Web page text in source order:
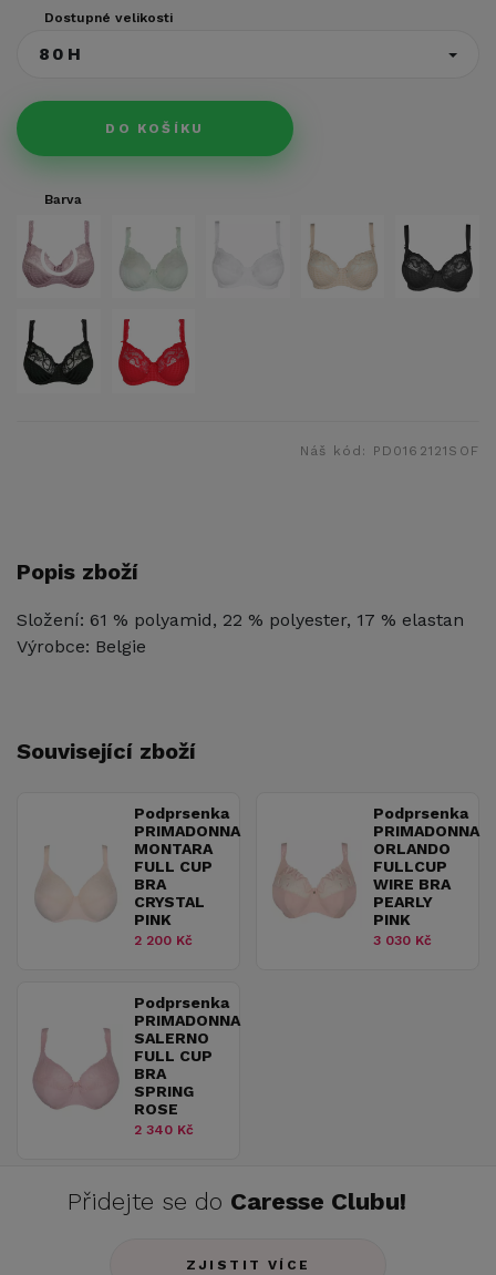
Dostupné velikosti
80H
DO KOŠÍKU
Barva
Náš kód: PD0162121SOF
Popis zboží
Složení: 61 % polyamid, 22 % polyester, 17 % elastan
Výrobce: Belgie
Související zboží
Podprsenka
PRIMADONNA
MONTARA
FULL CUP
BRA
CRYSTAL
PINK
2 200 Kč
Podprsenka
PRIMADONNA
ORLANDO
FULLCUP
WIRE BRA
PEARLY
PINK
3 030 Kč
Podprsenka
PRIMADONNA
SALERNO
FULL CUP
BRA
SPRING
ROSE
2 340 Kč
Přidejte se do Caresse Clubu!
ZJISTIT VÍCE